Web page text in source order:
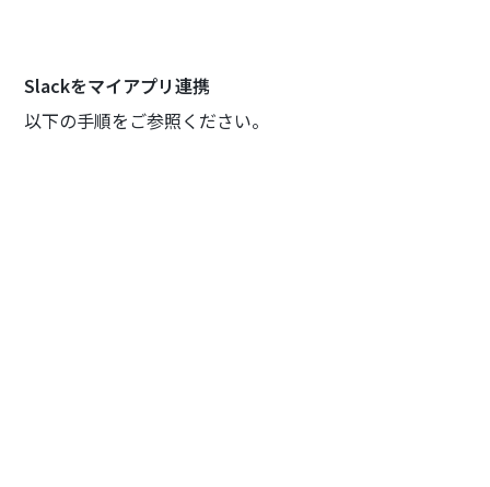
Slackをマイアプリ連携
以下の手順をご参照ください。